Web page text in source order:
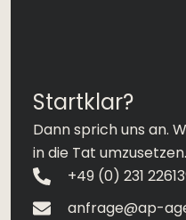
Startklar?
Dann sprich uns an.
in die Tat umzusetzen.
+49 (0) 231
anfrage@ap-